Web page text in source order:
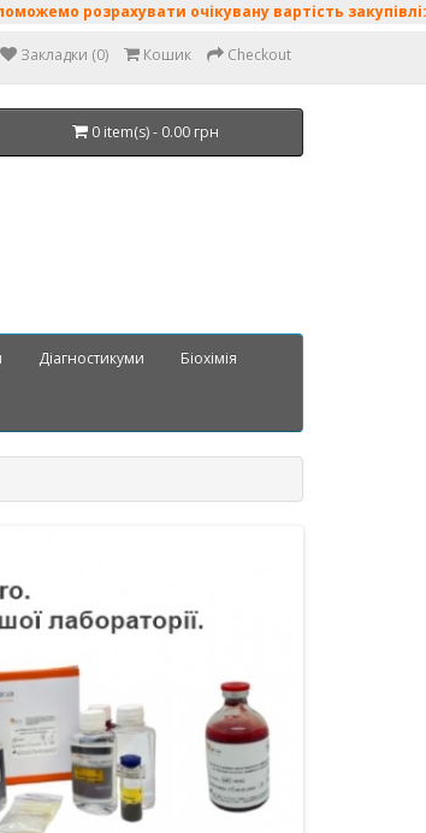
розрахувати очікувану вартість закупівлі:
Закладки (0) Кошик Checkout
0 item(s) - 0.00 грн
Діагностикуми Біохімія